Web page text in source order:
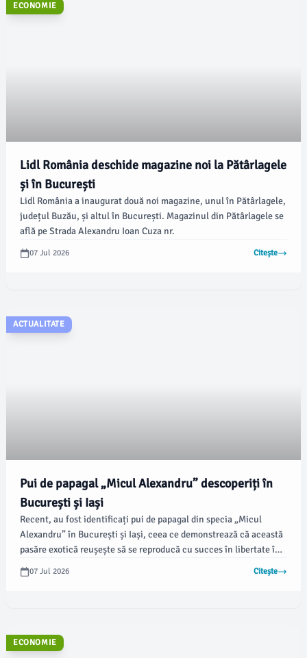
ECONOMIE
Lidl România deschide magazine noi la Pătârlagele
și în București
Lidl România a inaugurat două noi magazine, unul în Pătârlagele,
județul Buzău, și altul în București. Magazinul din Pătârlagele se
află pe Strada Alexandru Ioan Cuza nr.
07 Jul 2026 Citește
ACTUALITATE
Pui de papagal „Micul Alexandru” descoperiți în
București și Iași
Recent, au fost identificați pui de papagal din specia „Micul
Alexandru” în București și Iași, ceea ce demonstrează că această
pasăre exotică reușește să se reproducă cu succes în libertate în
România. Specialiștii subliniază importanța monitorizării
populațiilor de păsări urbane, având în vedere extinderea speciei
07 Jul 2026 Citește
ECONOMIE